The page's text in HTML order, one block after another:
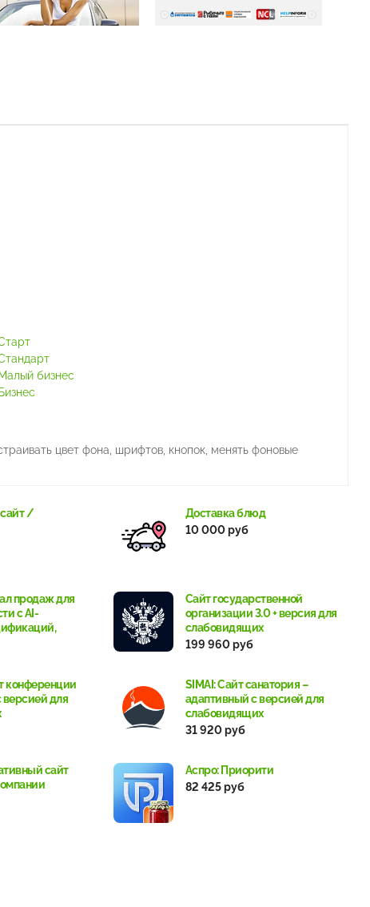
бизнес
цвет фона, шрифтов, кнопок, менять фоновые
/
Доставка блюд
10 000 руб
продаж для
с AI-
Сайт государственной
организации 3.0 + версия для
слабовидящих
199 960 руб
конференции
для
SIMAI: Сайт санатория –
адаптивный с версией для
слабовидящих
31 920 руб
сайт
Аспро: Приорити
82 425 руб